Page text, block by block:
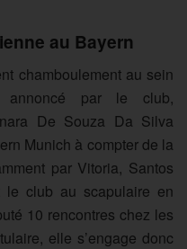
au Bayern
chamboulement au sein
annoncé par le club,
De Souza Da Silva
Munich à compter de la
par Vitoria, Santos
le club au scapulaire en
10 rencontres chez les
elle s’engage donc